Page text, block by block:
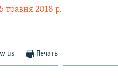
5 травня 2018 р.
us Печать